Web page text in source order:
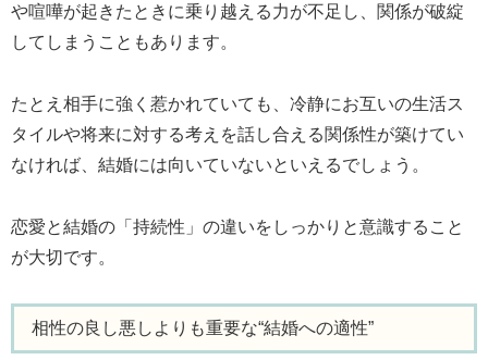
や喧嘩が起きたときに乗り越える力が不足し、関係が破綻
してしまうこともあります。
たとえ相手に強く惹かれていても、冷静にお互いの生活ス
タイルや将来に対する考えを話し合える関係性が築けてい
なければ、結婚には向いていないといえるでしょう。
恋愛と結婚の「持続性」の違いをしっかりと意識すること
が大切です。
相性の良し悪しよりも重要な“結婚への適性”